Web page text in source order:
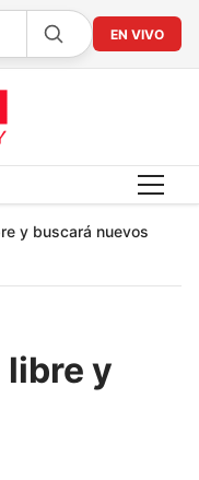
EN VIVO
y buscará nuevos
y